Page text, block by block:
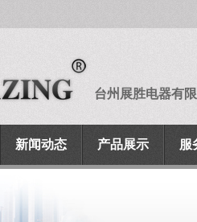
台州展胜电器有
新闻动态 产品展示 服